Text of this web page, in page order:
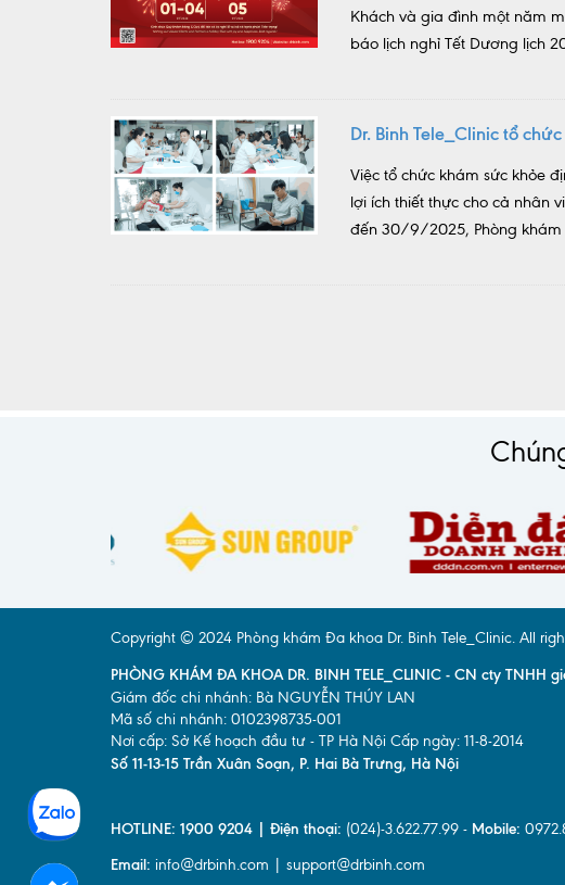
Khách và gia đình một năm
báo lịch nghỉ Tết Dương lịch
Dr. Binh Tele_Clinic tổ
Việc tổ chức khám sức khỏe
lợi ích thiết thực cho cả nhân
đến 30/9/2025, Phòng khám
Copyright © 2024 Phòng khám Đa khoa Dr. Binh Tele_Clinic. All
PHÒNG KHÁM ĐA KHOA DR. BINH TELE_CLINIC - CN cty TNHH
Giám đốc chi nhánh: Bà NGUYỄN THÚY LAN
Mã số chi nhánh: 0102398735-001
Nơi cấp: Sở Kế hoạch đầu tư - TP Hà Nội Cấp ngày: 11-8-2014
Số 11-13-15 Trần Xuân Soạn, P. Hai Bà Trưng, Hà Nội
HOTLINE: 1900 9204 | Điện thoại: (024)-3.622.77.99 - Mobile:
Email: info@drbinh.com | support@drbinh.com